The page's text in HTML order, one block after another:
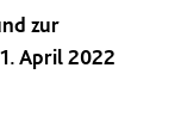
zur
April 2022